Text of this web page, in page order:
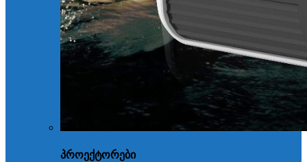
პროექტორები